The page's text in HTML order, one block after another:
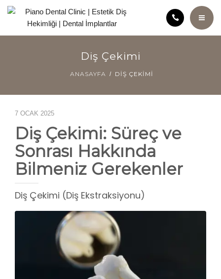
SAĞLIK ANSIKLOPEDISI
TEDAVILER
ÜCRET POLITIKAMIZ
Diş Çekimi
ANASAYFA DIŞ ÇEKIMI
7 OCAK 2025
Diş Çekimi: Süreç ve
Sonrası Hakkında
Bilmeniz Gerekenler
Diş Çekimi (Diş Ekstraksiyonu)